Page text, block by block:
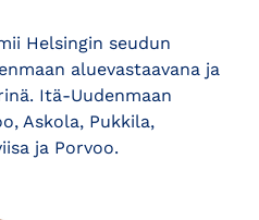
Helsingin seudun
aluevastaavana ja
Itä-Uudenmaan
Askola, Pukkila,
ja Porvoo.